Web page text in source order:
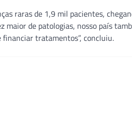
raras de 1,9 mil pacientes,
maior de patologias, nosso país
financiar tratamentos”, concluiu.